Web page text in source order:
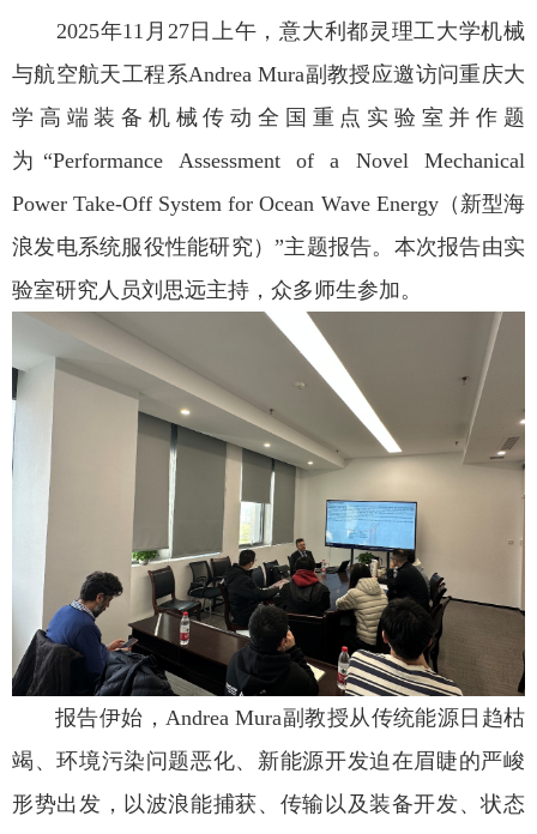
2025年11月27日上午，意大利都灵理工大学机械
与航空航天工程系Andrea Mura副教授应邀访问重庆大
学高端装备机械传动全国重点实验室并作题
为“Performance Assessment of a Novel Mechanical
Power Take-Off System for Ocean Wave Energy（新型海
浪发电系统服役性能研究）”主题报告。本次报告由实
验室研究人员刘思远主持，众多师生参加。
报告伊始，Andrea Mura副教授从传统能源日趋枯
竭、环境污染问题恶化、新能源开发迫在眉睫的严峻
形势出发，以波浪能捕获、传输以及装备开发、状态